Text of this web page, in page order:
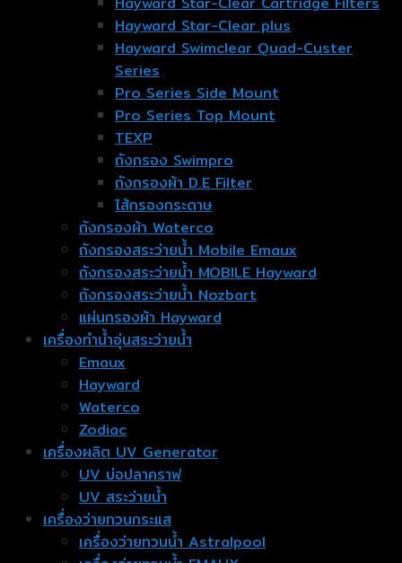
Hayward Star-Clear plus
Hayward Swimclear Quad-Custer
Series
Pro Series Side Mount
Pro Series Top Mount
TEXP
ถังกรอง Swimpro
ถังกรองผ้า D.E Filter
ไส้กรองกระดาษ
ถังกรองผ้า Waterco
ถังกรองสระว่ายน้ำ Mobile Emaux
ถังกรองสระว่ายน้ำ MOBILE Hayward
ถังกรองสระว่ายน้ำ Nozbart
แผ่นกรองผ้า Hayward
เครื่องทำน้ำอุ่นสระว่ายน้ำ
Emaux
Hayward
Waterco
Zodiac
เครื่องผลิต UV Generator
UV บ่อปลาคราฟ
UV สระว่ายน้ำ
เครื่องว่ายทวนกระแส
เครื่องว่ายทวนน้ำ Astralpool